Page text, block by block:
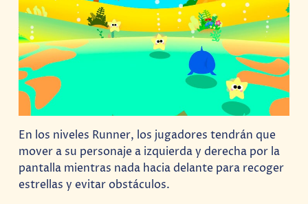
En los niveles Runner, los jugadores tendrán que
mover a su personaje a izquierda y derecha por la
pantalla mientras nada hacia delante para recoger
estrellas y evitar obstáculos.